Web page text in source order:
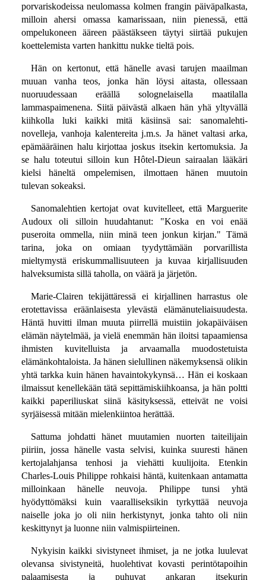
porvariskodeissa neulomassa kolmen frangin päiväpalkasta,
milloin ahersi omassa kamarissaan, niin pienessä, että
ompelukoneen ääreen päästäkseen täytyi siirtää pukujen
koettelemista varten hankittu nukke tieltä pois.
Hän on kertonut, että hänelle avasi tarujen maailman
muuan vanha teos, jonka hän löysi aitasta, ollessaan
nuoruudessaan eräällä solognelaisella maatilalla
lammaspaimenena. Siitä päivästä alkaen hän yhä yltyvällä
kiihkolla luki kaikki mitä käsiinsä sai: sanomalehti-
novelleja, vanhoja kalentereita j.m.s. Ja hänet valtasi arka,
epämääräinen halu kirjottaa joskus itsekin kertomuksia. Ja
se halu toteutui silloin kun Hôtel-Dieun sairaalan lääkäri
kielsi häneltä ompelemisen, ilmottaen hänen muutoin
tulevan sokeaksi.
Sanomalehtien kertojat ovat kuvitelleet, että Marguerite
Audoux oli silloin huudahtanut: "Koska en voi enää
puseroita ommella, niin minä teen jonkun kirjan." Tämä
tarina, joka on omiaan tyydyttämään porvarillista
mieltymystä eriskummallisuuteen ja kuvaa kirjallisuuden
halveksumista sillä taholla, on väärä ja järjetön.
Marie-Clairen tekijättäressä ei kirjallinen harrastus ole
erotettavissa eräänlaisesta ylevästä elämänuteliaisuudesta.
Häntä huvitti ilman muuta piirrellä muistiin jokapäiväisen
elämän näytelmää, ja vielä enemmän hän iloitsi tapaamiensa
ihmisten kuvitelluista ja arvaamalla muodostetuista
elämänkohtaloista. Ja hänen sielullinen näkemyksensä olikin
yhtä tarkka kuin hänen havaintokykynsä… Hän ei koskaan
ilmaissut kenellekään tätä sepittämiskiihkoansa, ja hän poltti
kaikki paperiliuskat siinä käsityksessä, etteivät ne voisi
syrjäisessä mitään mielenkiintoa herättää.
Sattuma johdatti hänet muutamien nuorten taiteilijain
piiriin, jossa hänelle vasta selvisi, kuinka suuresti hänen
kertojalahjansa tenhosi ja viehätti kuulijoita. Etenkin
Charles-Louis Philippe rohkaisi häntä, kuitenkaan antamatta
milloinkaan hänelle neuvoja. Philippe tunsi yhtä
hyödyttömäksi kuin vaaralliseksikin tyrkyttää neuvoja
naiselle joka jo oli niin herkistynyt, jonka tahto oli niin
keskittynyt ja luonne niin valmispiirteinen.
Nykyisin kaikki sivistyneet ihmiset, ja ne jotka luulevat
olevansa sivistyneitä, huolehtivat kovasti perintötapoihin
palaamisesta ja puhuvat ankaran itsekurin